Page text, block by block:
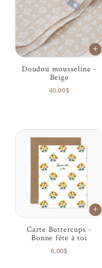
Doudou mousseline -
Beige
40,00$
Carte Buttercups -
Bonne fête à toi
6,00$